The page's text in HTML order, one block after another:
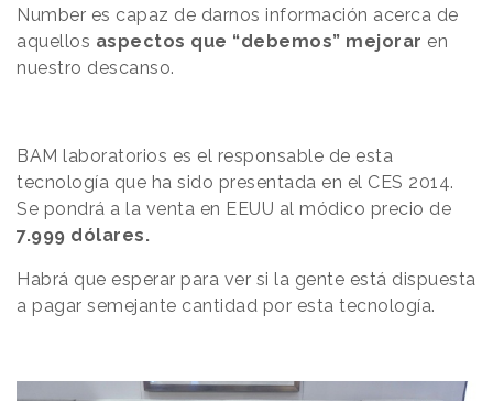
Number es capaz de darnos información acerca de
aquellos aspectos que “debemos” mejorar en
nuestro descanso.
BAM laboratorios es el responsable de esta
tecnología que ha sido presentada en el CES 2014.
Se pondrá a la venta en EEUU al módico precio de
7.999 dólares.
Habrá que esperar para ver si la gente está dispuesta
a pagar semejante cantidad por esta tecnología.